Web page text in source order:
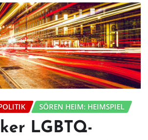
SÖREN HEIM: HEIMSPIEL
LGBTQ-